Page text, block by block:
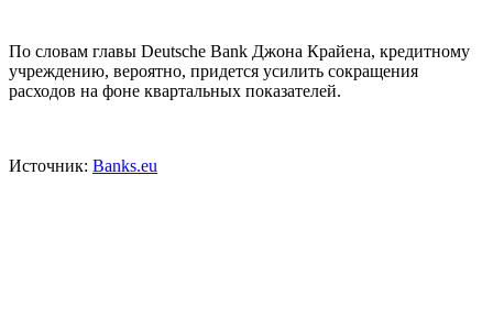
По словам главы Deutsche Bank Джона Крайена, кредитному
учреждению, вероятно, придется усилить сокращения
расходов на фоне квартальных показателей.
Источник: Banks.eu